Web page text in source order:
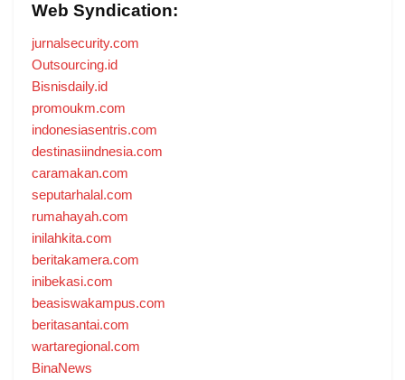
Web Syndication:
jurnalsecurity.com
Outsourcing.id
Bisnisdaily.id
promoukm.com
indonesiasentris.com
destinasiindnesia.com
caramakan.com
seputarhalal.com
rumahayah.com
inilahkita.com
beritakamera.com
inibekasi.com
beasiswakampus.com
beritasantai.com
wartaregional.com
BinaNews